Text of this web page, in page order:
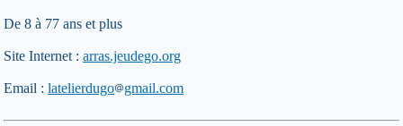
De 8 à 77 ans et plus
Site Internet : arras.jeudego.org
Email : latelierdugo gmail.com